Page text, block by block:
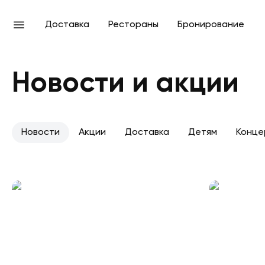
Доставка Рестораны Бронирование
Новости и акции
Новости Акции Доставка Детям